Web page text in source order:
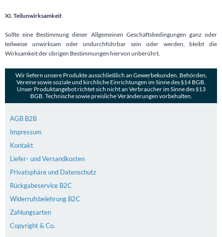
XI. Teilunwirksamkeit
Sollte eine Bestimmung dieser Allgemeinen Geschäftsbedingungen ganz oder
teilweise unwirksam oder undurchführbar sein oder werden, bleibt die
Wirksamkeit der übrigen Bestimmungen hiervon unberührt.
Wir liefern unsere Produkte ausschließlich an Gewerbekunden, Behörden,
Vereine sowie soziale und kirchliche Einrichtungen im Sinne des §14 BGB.
Unser Produktangebot richtet sich nicht an Verbraucher im Sinne des §13
BGB. Technische sowie preisliche Veränderungen vorbehalten.
AGB B2B
Impressum
Kontakt
Liefer- und Versandkosten
Privatsphäre und Datenschutz
Rückgabeservice B2C
Widerrufsbelehrung B2C
Zahlungsarten
Copyright & Co.